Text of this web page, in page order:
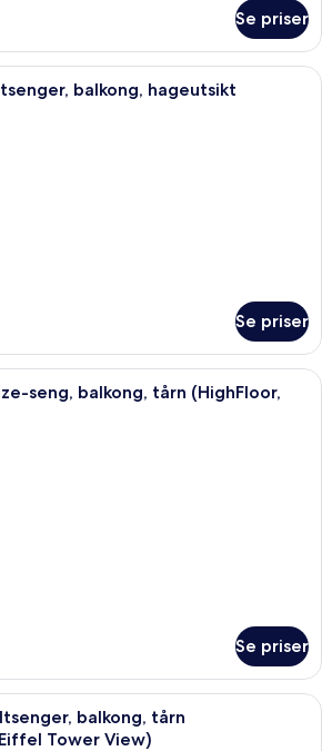
Se priser
Rom – classic, 2 enkeltsenger,
balkong, hageutsikt
Se priser
seng, balkong, tårn (HighFloor,
Se priser
Sengetøy av topp kvalitet, safe på
balkong, tårn
Tower View)